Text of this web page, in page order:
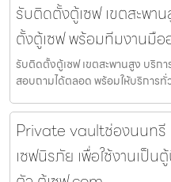
รับติดตั้งตู้เซฟ เขตสะพา
ตั้งตู้เซฟ พร้อมทีมงานมือ
รับติดตั้งตู้เซฟ เขตสะพานสูง บริก
สอบถามได้ตลอด พร้อมให้บริการทั่
Private vaultช่องนนทรี
เซฟนิรภัย เพื่อใช้งานเป็